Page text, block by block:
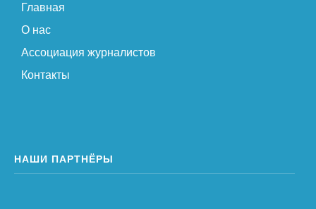
Главная
О нас
Ассоциация журналистов
Контакты
НАШИ ПАРТНЁРЫ